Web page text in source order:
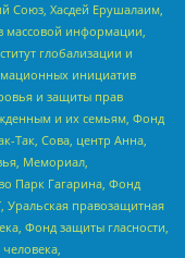
Союз, Хасдей Ерушалаим,
массовой информации,
глобализации и
инициатив
и защиты прав
и их семьям, Фонд
Так, Сова, центр Анна,
Мемориал,
Парк Гагарина, Фонд
правозащитная
Фонд защиты гласности,